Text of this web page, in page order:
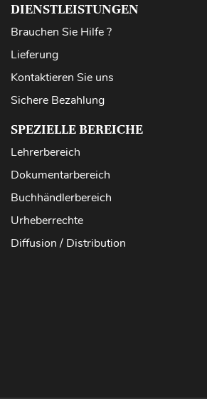
DIENSTLEISTUNGEN
Brauchen Sie Hilfe ?
Lieferung
Kontaktieren Sie uns
Sichere Bezahlung
SPEZIELLE BEREICHE
Lehrerbereich
Dokumentarbereich
Buchhändlerbereich
Urheberrechte
Diffusion / Distribution